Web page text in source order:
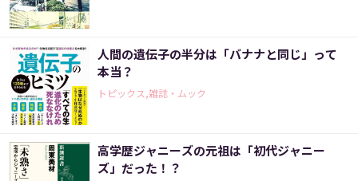
人間の遺伝子の半分は「バナナと同じ」って
本当？
トピックス,雑誌・ムック
高学歴ジャニーズの元祖は「初代ジャニー
ズ」だった！？